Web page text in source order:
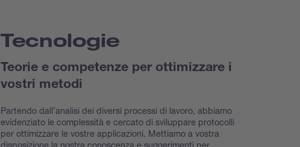
Tecnologie
Teorie e competenze per ottimizzare i
vostri metodi
Partendo dall’analisi dei diversi processi di lavoro, abbiamo
evidenziato le complessità e cercato di sviluppare protocolli
per ottimizzare le vostre applicazioni. Mettiamo a vostra